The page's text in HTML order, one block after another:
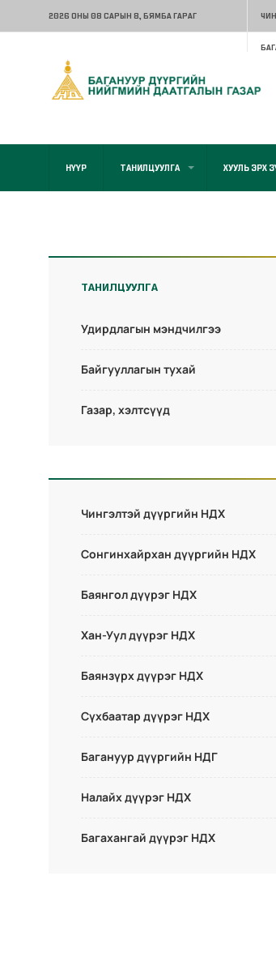
2026 ОНЫ 08 САРЫН 8, БЯМБА ГАРАГ
НҮҮР ТАНИЛЦУУЛГА ХУУЛЬ ЭРХ
ТАНИЛЦУУЛГА
Удирдлагын мэндчилгээ
Байгууллагын тухай
Газар, хэлтсүүд
Чингэлтэй дүүргийн НДХ
Сонгинхайрхан дүүргийн НДХ
Баянгол дүүрэг НДХ
Хан-Уул дүүрэг НДХ
Баянзүрх дүүрэг НДХ
Сүхбаатар дүүрэг НДХ
Багануур дүүргийн НДГ
Налайх дүүрэг НДХ
Багахангай дүүрэг НДХ